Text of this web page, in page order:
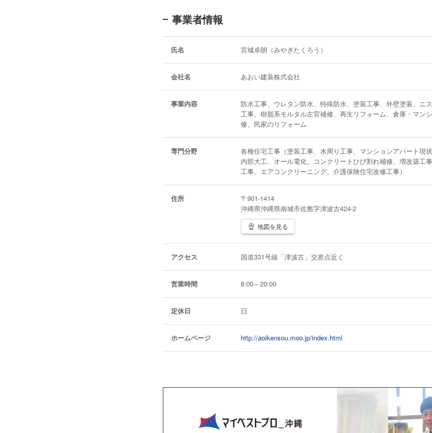
事業者情報
氏名 宮城卓朗（みやぎたくろう）
会社名 あおい建装株式会社
事業内容
防水工事、ウレタン防水、特殊防水、塗装工事、外壁塗装、ニ
工事、樹脂系モルタル左官補修、再生リフォーム、倉庫・マン
修、民家のリフォーム
専門分野
各種住宅工事（塗装工事、水周り工事、マンションアパート現状
内部大工、オール電化、コンクリートひび割れ補修、増改築工
工事、エアコンクリーニング、介護保険住宅改修工事）
住所
〒901-1414
沖縄県沖縄県南城市佐敷字津波古424-2
地図を見る
アクセス 国道331号線「津波古」交差点近く
営業時間 8:00～20:00
定休日 日
ホームページ http://aoikensou.moo.jp/index.html